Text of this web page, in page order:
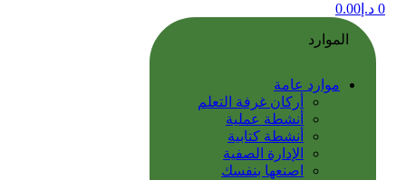
0 د.إ 0.00
الموارد
موارد عامة
أركان غرفة التعلم
أنشطة عملية
أنشطة كتابية
الإدارة الصفية
اصنعها بنفسك